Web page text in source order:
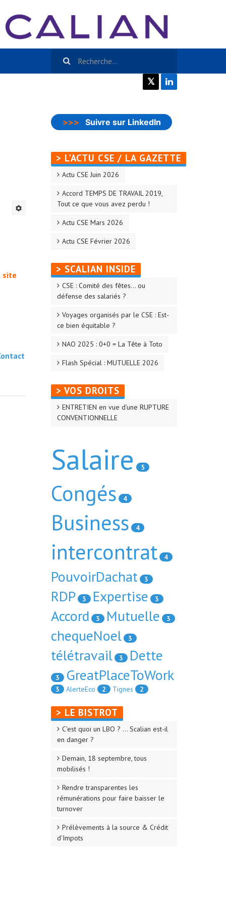
𝕏
site
>>> Suivre sur LinkedIn
> L'ACTU CSE / LA GAZETTE
Actu CSE Juin 2026
Accord TEMPS DE TRAVAIL 2019,
Tout ce que vous avez perdu !
Actu CSE Mars 2026
Actu CSE Février 2026
> SCALIAN INSIDE
CSE : Comité des fêtes… ou
défense des salariés ?
Voyages organisés par le CSE : Est-
ce bien équitable ?
NAO 2025 : 0+0 = La Tête à Toto
Flash Spécial : MUTUELLE 2026
> VOS DROITS
ENTRETIEN en vue d’une RUPTURE
CONVENTIONNELLE
Salaire 5
Congés 4
Business 4
intercontrat 4
PouvoirDachat 3
RDP 3 Expertise 3
Accord 3 Mutuelle 3
chequeNoel 3
télétravail 3 Dette
3 GreatPlaceToWork
3 AlerteEco 2 Tignes 2
> LE BISTROT
C'est quoi un LBO ? ... Scalian est-il
en danger ?
Demain, 18 septembre, tous
mobilisés !
Rendre transparentes les
rémunérations pour faire baisser le
turnover
Prélèvements à la source & Crédit
d'Impots